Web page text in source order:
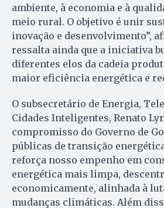
ambiente, à economia e à
meio rural. O objetivo é unir
inovação e desenvolvimento”,
ressalta ainda que a iniciativa
diferentes elos da cadeia
maior eficiência energética e
O subsecretário de Energia,
Cidades Inteligentes, Renato
compromisso do Governo de
públicas de transição
reforça nosso empenho em
energética mais limpa,
economicamente, alinhada à
mudanças climáticas. Além